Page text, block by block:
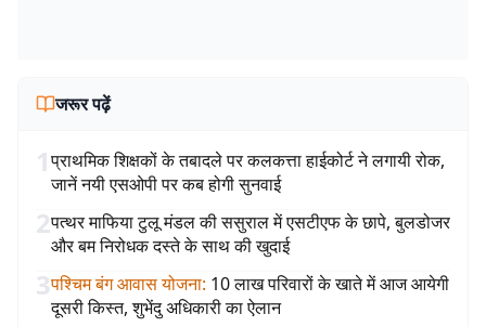
जरूर पढ़ें
1प्राथमिक शिक्षकों के तबादले पर कलकत्ता हाईकोर्ट ने लगायी रोक,
जानें नयी एसओपी पर कब होगी सुनवाई
2पत्थर माफिया टुलू मंडल की ससुराल में एसटीएफ के छापे, बुलडोजर
और बम निरोधक दस्ते के साथ की खुदाई
3पश्चिम बंग आवास योजना: 10 लाख परिवारों के खाते में आज आयेगी
दूसरी किस्त, शुभेंदु अधिकारी का ऐलान